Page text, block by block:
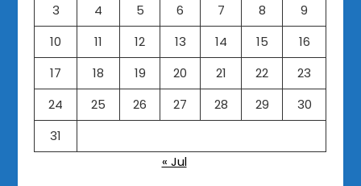
3
4 5 6 7 8
9
10
11 12 13 14 15
16
17
18 19 20 21 22
23
24
25 26 27 28 29
30
31
« Jul